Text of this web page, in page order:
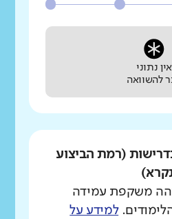
אין נתוני
להשוואה
(רמת הביצוע
משקפת עמידה
למידע על